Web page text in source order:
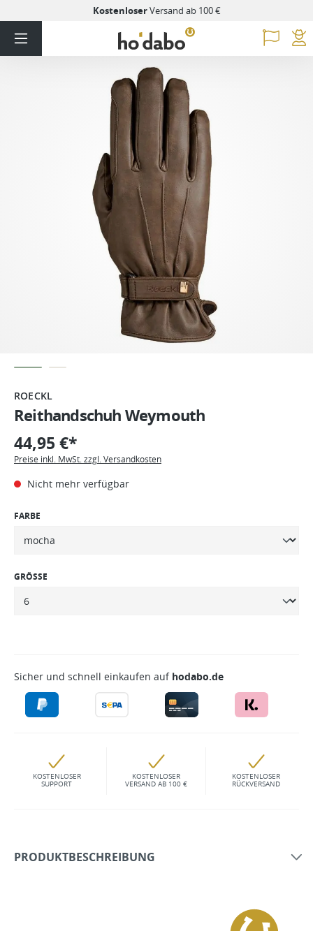
KostenloserVersand ab 100 €
ROECKL
Reithandschuh Weymouth
44,95 €*
Preise inkl. MwSt. zzgl. Versandkosten
Nicht mehr verfügbar
FARBE
GRÖSSE
Sicher und schnell einkaufen auf hodabo.de
KOSTENLOSER
SUPPORT
KOSTENLOSER
VERSAND AB 100 €
KOSTENLOSER
RÜCKVERSAND
PRODUKTBESCHREIBUNG